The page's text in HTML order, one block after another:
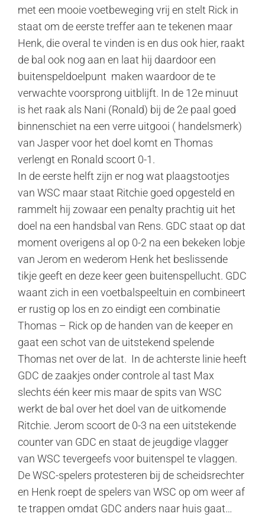
met een mooie voetbeweging vrij en stelt Rick in
staat om de eerste treffer aan te tekenen maar
Henk, die overal te vinden is en dus ook hier, raakt
de bal ook nog aan en laat hij daardoor een
buitenspeldoelpunt maken waardoor de te
verwachte voorsprong uitblijft. In de 12e minuut
is het raak als Nani (Ronald) bij de 2e paal goed
binnenschiet na een verre uitgooi ( handelsmerk)
van Jasper voor het doel komt en Thomas
verlengt en Ronald scoort 0-1.
In de eerste helft zijn er nog wat plaagstootjes
van WSC maar staat Ritchie goed opgesteld en
rammelt hij zowaar een penalty prachtig uit het
doel na een handsbal van Rens. GDC staat op dat
moment overigens al op 0-2 na een bekeken lobje
van Jerom en wederom Henk het beslissende
tikje geeft en deze keer geen buitenspellucht. GDC
waant zich in een voetbalspeeltuin en combineert
er rustig op los en zo eindigt een combinatie
Thomas – Rick op de handen van de keeper en
gaat een schot van de uitstekend spelende
Thomas net over de lat. In de achterste linie heeft
GDC de zaakjes onder controle al tast Max
slechts één keer mis maar de spits van WSC
werkt de bal over het doel van de uitkomende
Ritchie. Jerom scoort de 0-3 na een uitstekende
counter van GDC en staat de jeugdige vlagger
van WSC tevergeefs voor buitenspel te vlaggen.
De WSC-spelers protesteren bij de scheidsrechter
en Henk roept de spelers van WSC op om weer af
te trappen omdat GDC anders naar huis gaat…